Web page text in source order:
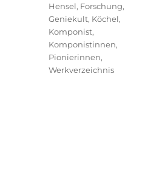
Hensel, Forschung,
Geniekult, Köchel,
Komponist,
Komponistinnen,
Pionierinnen,
Werkverzeichnis